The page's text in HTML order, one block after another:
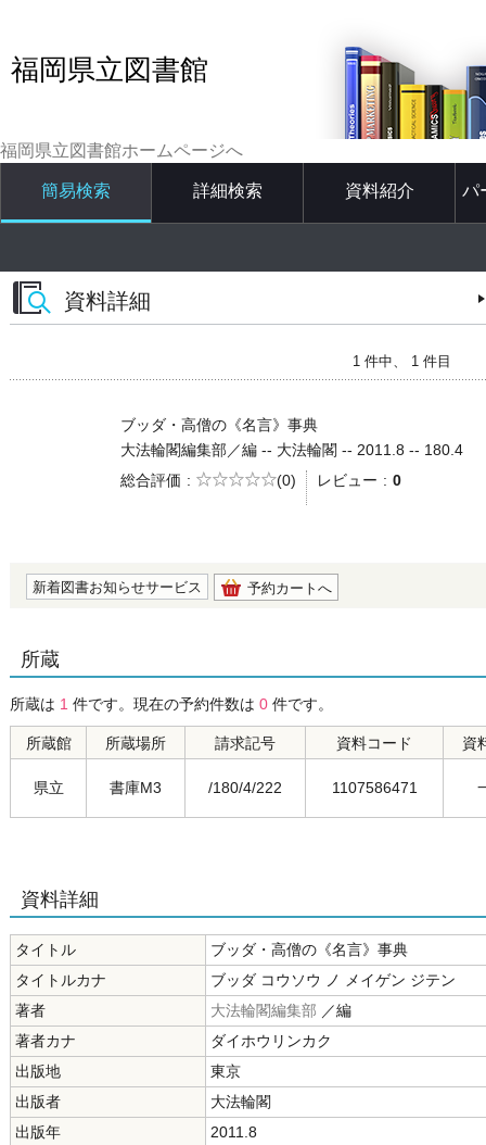
福岡県立図書館
福岡県立図書館ホームページへ
簡易検索 詳細検索 資料紹介 パ
資料詳細
1 件中、 1 件目
ブッダ・高僧の《名言》事典
大法輪閣編集部／編 -- 大法輪閣 -- 2011.8 -- 180.4
総合評価
5段階評価
(0) レビュー 0
新着図書お知らせサービス 予約カートへ
所蔵
所蔵は 1 件です。現在の予約件数は 0 件です。
所蔵館 所蔵場所 請求記号 資料コード 資
県立 書庫M3 /180/4/222 1107586471
資料詳細
タイトル
ブッダ・高僧の《名言》事典
タイトルカナ
ブッダ コウソウ ノ メイゲン ジテン
著者
大法輪閣編集部 ／編
著者カナ
ダイホウリンカク
出版地
東京
出版者
大法輪閣
出版年
2011.8